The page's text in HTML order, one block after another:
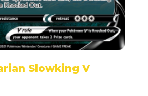
Slowking V